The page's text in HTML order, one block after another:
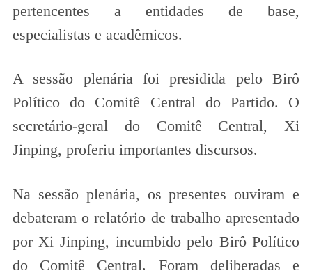
pertencentes a entidades de base,
especialistas e acadêmicos.
A sessão plenária foi presidida pelo Birô
Político do Comitê Central do Partido. O
secretário-geral do Comitê Central, Xi
Jinping, proferiu importantes discursos.
Na sessão plenária, os presentes ouviram e
debateram o relatório de trabalho apresentado
por Xi Jinping, incumbido pelo Birô Político
do Comitê Central. Foram deliberadas e